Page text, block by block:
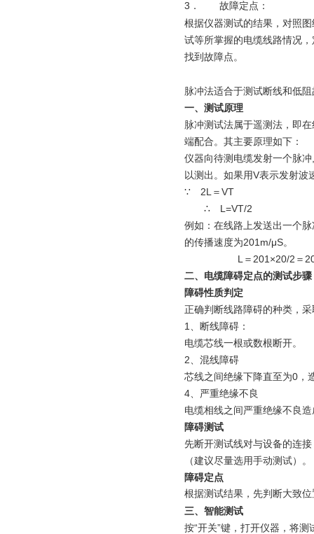
3．
故障定点：
根据仪器测试的结果，对照
试等所掌握的电缆线路情况
找到故障点。
脉冲法适合于测试断线和低
一、测试原理
脉冲测试法属于遥测法，即
端配合。其主要原理如下：
仪器向待测电缆发射一个脉
以测出。如果用V表示发射
∵ 2L＝VT
∴ L=VT/2
例如：在线路上发送出一个
的传播速度为201m/μS。
L＝201×20/2＝
二、电缆障碍定点的
障碍性质判定
正确判断线路障碍的种类，
1、断线障碍：
电缆芯线一根或数根断开。
2、混线障碍
芯线之间绝缘下降直至为0，
4、严重绝缘不良
电缆相线之间严重绝缘不良
障碍测试
先断开测试线对与设备的连
（建议尽量选用手动测试）。
障碍定点
根据测试结果，先判断大致
三、智能测
按“开关”键，打开仪器，将